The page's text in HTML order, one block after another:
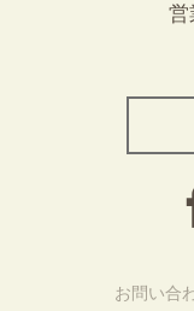
お問い合